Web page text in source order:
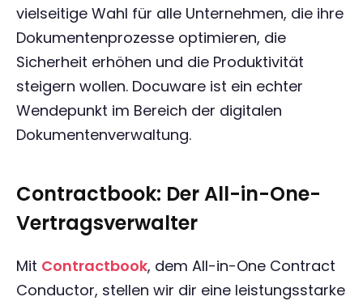
vielseitige Wahl für alle Unternehmen, die ihre
Dokumentenprozesse optimieren, die
Sicherheit erhöhen und die Produktivität
steigern wollen. Docuware ist ein echter
Wendepunkt im Bereich der digitalen
Dokumentenverwaltung.
Contractbook: Der All-in-One-
Vertragsverwalter
Mit Contractbook, dem All-in-One Contract
Conductor, stellen wir dir eine leistungsstarke